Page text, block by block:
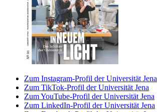
Zum Instagram-Profil der Universität Jena
Zum TikTok-Profil der Universität Jena
Zum YouTube-Profil der Universität Jena
Zum LinkedIn-Profil der Universität Jena